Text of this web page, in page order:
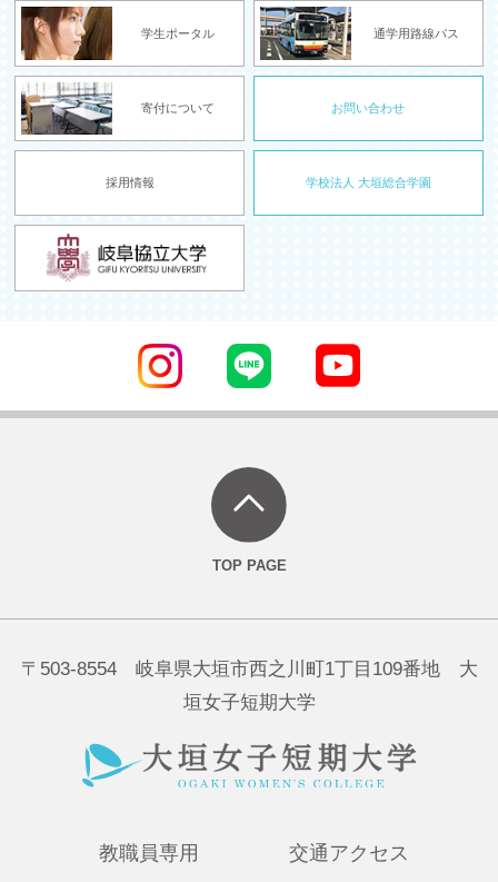
学生ポータル 通学用路線バス
寄付について お問い合わせ
採用情報 学校法人 大垣総合学園
〒503-8554 岐阜県大垣市西之川町1丁目109番地 大
垣女子短期大学
教職員専用
交通アクセス